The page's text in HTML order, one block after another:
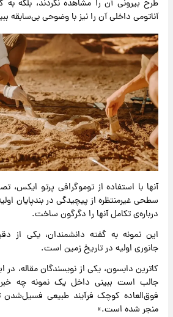
طرح بیرونی آن را مشاهده نکردند، بلکه
آناتومی داخلی آن را نیز با وضوحی بی‌سابقه
آنها با استفاده از توموگرافی پرتو ایکس،
سطحی غیرمنتظره از پیچیدگی در بندپایان
درباره‌ی تکامل آنها را دگرگون ساخت.
این نمونه به گفته دانشمندان، یکی از
جانوری اولیه در تاریخ زمین است.
کاترین دابسون، یکی از نویسندگان مقاله،
جالب است ببینی داخل یک نمونه چه خبر
فوق‌العاده کوچک فرآیند طبیعی فسیل‌شدن
منجر شده است.»